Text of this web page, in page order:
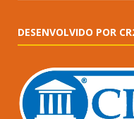
DESENVOLVIDO POR